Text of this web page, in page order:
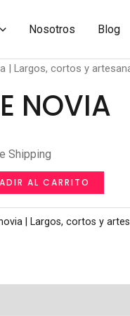
Nosotros Blog
| Largos, cortos y
NOVIA
Shipping
AL CARRITO
| Largos, cortos y